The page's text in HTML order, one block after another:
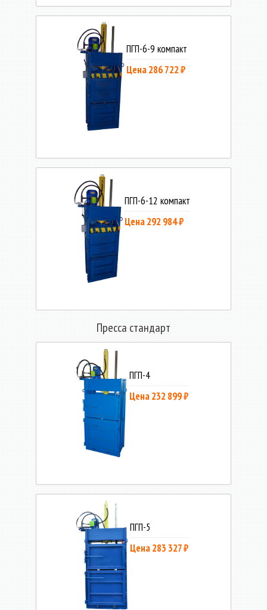
ПГП-6-9 компакт
Цена 286 722 ₽
ПГП-6-12 компакт
Цена 292 984 ₽
Пресса стандарт
ПГП-4
Цена 232 899 ₽
ПГП-5
Цена 283 327 ₽